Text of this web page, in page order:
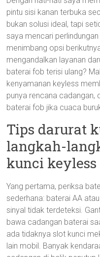
pintu sisi kanan terbuka
bukan solusi ideal, tapi
saya mencari
menimbang opsi
mengandalkan layanan
baterai fob terisi ulang?
kenyamanan keyless
punya rencana cadangan,
baterai fob jika cuaca
Tips darurat
langkah-
kunci
Yang pertama, periksa
sederhana: baterai AA
sinyal tidak terdeteksi.
bawa cadangan baterai
ada tidaknya slot kunci
lain mobil. Banyak